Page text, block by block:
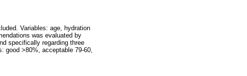
Variables: age, hydration
was evaluated by
specifically regarding three
good >80%, acceptable 79-60,